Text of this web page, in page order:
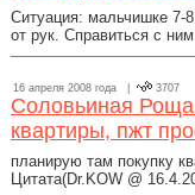
Ситуация: мальчишке 7-
от рук. Справиться с
16 апреля 2008 года | 3707
Соловьиная
квартиры, пжт
планирую там покупку
Цитата(Dr.KOW @